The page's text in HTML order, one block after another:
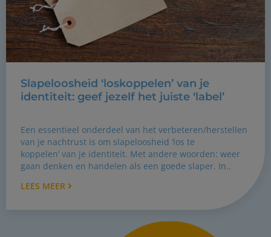
Slapeloosheid ‘loskoppelen’ van je
identiteit: geef jezelf het juiste ‘label’
Een essentieel onderdeel van het verbeteren/herstellen
van je nachtrust is om slapeloosheid ‘los te
koppelen’ van je identiteit. Met andere woorden: weer
gaan denken en handelen als een goede slaper. In..
LEES MEER